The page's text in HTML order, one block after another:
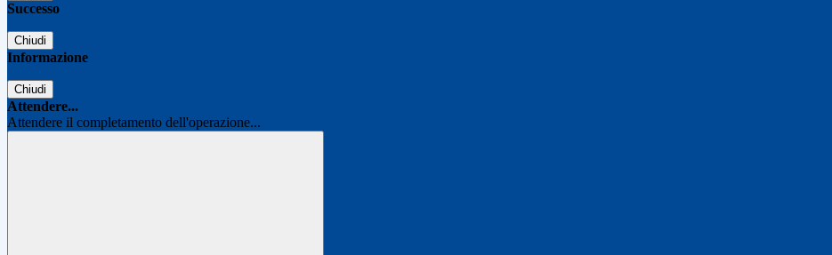
Successo
Chiudi
Informazione
Chiudi
Attendere...
Attendere il completamento dell'operazione...